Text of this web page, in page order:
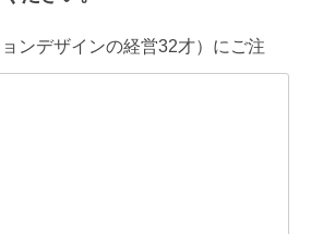
ンデザインの経営32才）にご注